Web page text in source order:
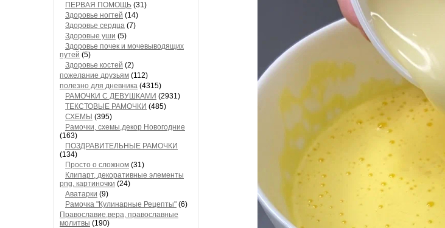
ПЕРВАЯ ПОМОЩЬ (31)
Здоровье ногтей (14)
Здоровье сердца (7)
Здоровые уши (5)
Здоровье почек и мочевыводящих
путей (5)
Здоровье костей (2)
пожелание друзьям (112)
полезно для дневника (4315)
РАМОЧКИ С ДЕВУШКАМИ (2931)
ТЕКСТОВЫЕ РАМОЧКИ (485)
СХЕМЫ (395)
Рамочки, схемы,декор Новогодние
(163)
ПОЗДРАВИТЕЛЬНЫЕ РАМОЧКИ
(134)
Просто о сложном (31)
Клипарт, декоративные элементы
png, картиночки (24)
Аватарки (9)
Рамочка "Кулинарные Рецепты" (6)
Православие,вера, православные
молитвы (190)